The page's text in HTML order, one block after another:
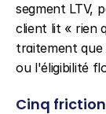
segment LTV,
client lit « rien
traitement que
ou l'éligibilité
Cinq